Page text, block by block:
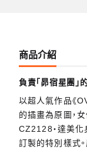
商品介紹
負責「昴宿星團
以超人氣作品《
的插畫為原圖，
CZ2128‧達美化
訂製的特別樣式